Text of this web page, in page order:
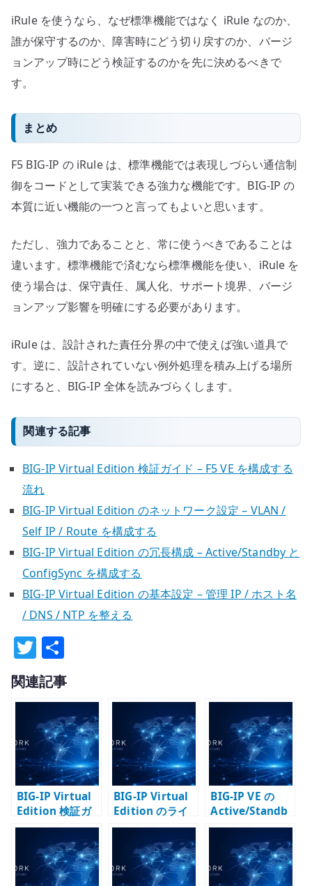
iRule を使うなら、なぜ標準機能ではなく iRule なのか、
誰が保守するのか、障害時にどう切り戻すのか、バージ
ョンアップ時にどう検証するのかを先に決めるべきで
す。
まとめ
F5 BIG-IP の iRule は、標準機能では表現しづらい通信制
御をコードとして実装できる強力な機能です。BIG-IP の
本質に近い機能の一つと言ってもよいと思います。
ただし、強力であることと、常に使うべきであることは
違います。標準機能で済むなら標準機能を使い、iRule を
使う場合は、保守責任、属人化、サポート境界、バージ
ョンアップ影響を明確にする必要があります。
iRule は、設計された責任分界の中で使えば強い道具で
す。逆に、設計されていない例外処理を積み上げる場所
にすると、BIG-IP 全体を読みづらくします。
関連する記事
BIG-IP Virtual Edition 検証ガイド – F5 VE を構成する
流れ
BIG-IP Virtual Edition のネットワーク設定 – VLAN /
Self IP / Route を構成する
BIG-IP Virtual Edition の冗長構成 – Active/Standby と
ConfigSync を構成する
BIG-IP Virtual Edition の基本設定 – 管理 IP / ホスト名
/ DNS / NTP を整える
T
w
it
te
r
有
関連記事
BIG-IP Virtual
Edition 検証ガ
イド – F5 VE を
構成する流れ
BIG-IP Virtual
Edition のライ
センス認証 – F5
VE を検証環境で
有効化する
BIG-IP VE の
Active/Standb
y 構成 –
ConfigSync、
Failover、
Traffic Group